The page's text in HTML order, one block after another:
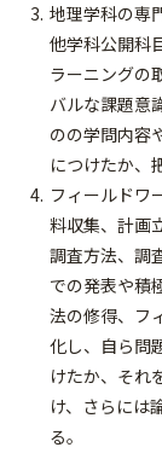
地理学科の専
他学科公開科
ラーニングの
バルな課題意
のの学問内容
につけたか、
フィールドワ
料収集、計画
調査方法、調
での発表や積
法の修得、フ
化し、自ら問
けたか、それ
け、さらには
る。